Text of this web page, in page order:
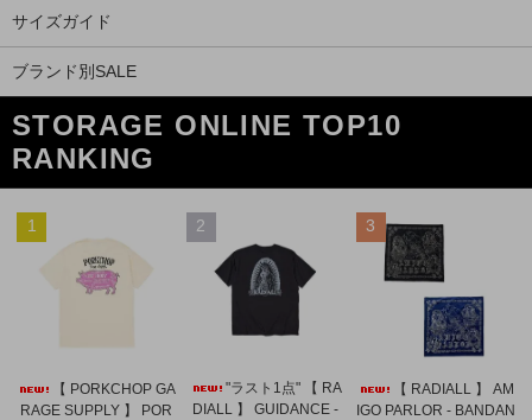
サイズガイド
ブランド別SALE
STORAGE ONLINE TOP10
RANKING
1
【 PORKCHOP GA
RAGE SUPPLY 】 POR
2
"ラスト1点" 【 RA
DIALL 】 GUIDANCE -
3
【 RADIALL 】 AM
IGO PARLOR - BANDAN